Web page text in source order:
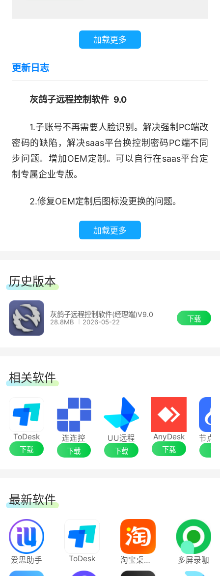
默认不屏蔽任何移动设备，如添加U盘白名
单，所有非白名单U盘一律无法擅自拷贝文件。支
脑乱码。
6.文件操作日志
可监控U盘拷入、拷出文件情况。包括员工电
脑对文件的所有操作，如：剪切、粘贴、复制、重
命名、删除等操作都可监控。
7.屏幕视频录像
同时支持远程桌面、视频的前台及后台录制，
克风.
8.网址搜索监控
管理者可以监控员工电脑所有的网页访问记
9.多路同时监控
支持一对多、多对多远程监控。总管理可自定
义增删改查子管理员，可设置子管理可用功能、可
监控哪些员工，可随时分享和收回管理权。
加载更多
更新日志
灰鸽子远程控制软件 9.0
1.子账号不再需要人脸识别。解决强制PC端改
密码的缺陷，解决saas平台换控制密码PC端不同
步问题。增加OEM定制。可以自行在saas平台定
制专属企业专版。
2.修复OEM定制后图标没更换的问题。
加载更多
历史版本
灰鸽子远程控制软件(经理端)V9.0
28.8MB 2026-05-22 下载
相关软件
ToDesk
下载
连连控
下载
UU远程
下载
AnyDesk
下载 下
最新软件
爱思助手 ToDesk 淘宝桌面版 多屏录咖